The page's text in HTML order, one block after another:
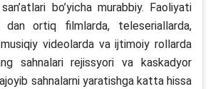
bo’yicha murabbiy. Faoliyati
ortiq filmlarda, teleseriallarda,
videolarda va ijtimoiy rollarda
sahnalari rejissyori va kaskadyor
sahnalarni yaratishga katta hissa